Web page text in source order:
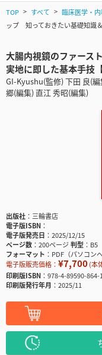
TOP すべて 臨床医学・
ップ 知っておきたい基礎知識
大腸内視鏡のファース
実地に即した基本手技
GI-Kyushu(監修) 下田 良(
郷(編集) 直江 秀昭(編集)
出版社
三輪書店
電子版ISBN
電子版発売日
2025/12/15
ページ数
200ページ判型
B5
フォーマット
PDF（パソコン
電子版販売価格： ¥7,700(本
印刷版ISBN
978-4-89590-864-1
印刷版発行年月
2025/11